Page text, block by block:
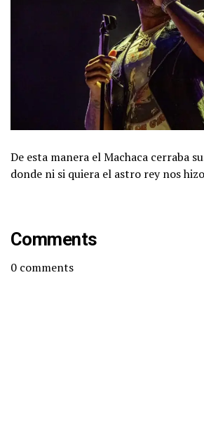
De esta manera el Machaca cerraba
donde ni si quiera el astro rey nos
Comments
0 comments